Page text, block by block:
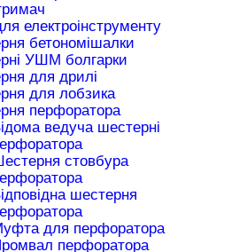
електроінструменту
бетономішалки
УШМ болгарки
для дрилі
для лобзика
перфоратора
ведуча шестерні
стовбура
шестерня
для перфоратора
перфоратора